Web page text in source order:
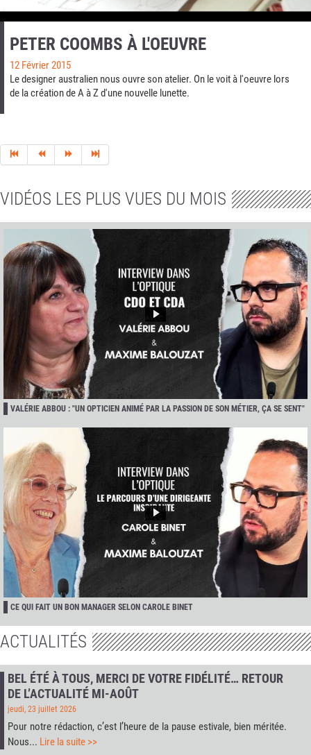
PETER COOMBS À L'OEUVRE
12 Février 2015
Le designer australien nous ouvre son atelier. On le voit à l'oeuvre lors
de la création de A à Z d'une nouvelle lunette.
VIDÉOS LES PLUS VUES DU MOIS
VALÉRIE ABBOU : "UN OPTICIEN ANIMÉ PAR LA PASSION DE SON MÉTIER, ÇA SE SENT"
CE QUI FAIT UN BON MANAGER SELON CAROLE BINET
ACTUALITÉS
BEL ÉTÉ À TOUS, MERCI DE VOTRE FIDÉLITÉ… RETOUR
DE L’ACTUALITÉ MI-AOÛT
jeudi, 23 juillet 2026
Pour notre rédaction, c’est l’heure de la pause estivale, bien méritée.
Nous... Lire la suite >>